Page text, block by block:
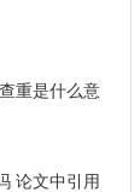
重是什么意
论文中引用